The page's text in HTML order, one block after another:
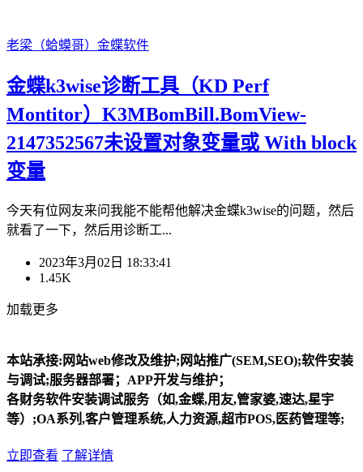
老梁（蛤蟆哥） 金蝶软件
金蝶k3wise诊断工具（KD Perf
Montitor）K3MBomBill.BomView-
2147352567未设置对象变量或 With block
变量
今天有位网友来问我能不能帮他解决金蝶k3wise的问题，然后
就看了一下，然后用诊断工...
2023年3月02日 18:33:41
1.45K
加载更多
本站承接:网站web修改及维护;网站推广(SEM,SEO);软件安装
与调试;服务器部署；APP开发与维护；
各财务软件安装调试服务（如,金蝶,用友,管家婆,速达,星宇
等）;OA系列,客户管理系统,人力资源,超市POS,医药管理等;
立即查看 了解详情